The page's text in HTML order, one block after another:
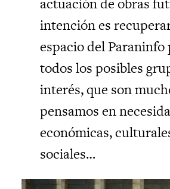
intención es
espacio del Paraninfo
todos los posibles
interés, que son
pensamos en
económicas,
sociales…